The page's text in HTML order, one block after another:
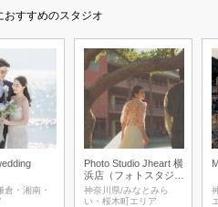
おすすめのスタジオ
倉・湘南・
Photo Studio Jheart 横
浜店（フォトスタジオ
ジェイハート)
神奈川県/みなとみら
い・桜木町エリア